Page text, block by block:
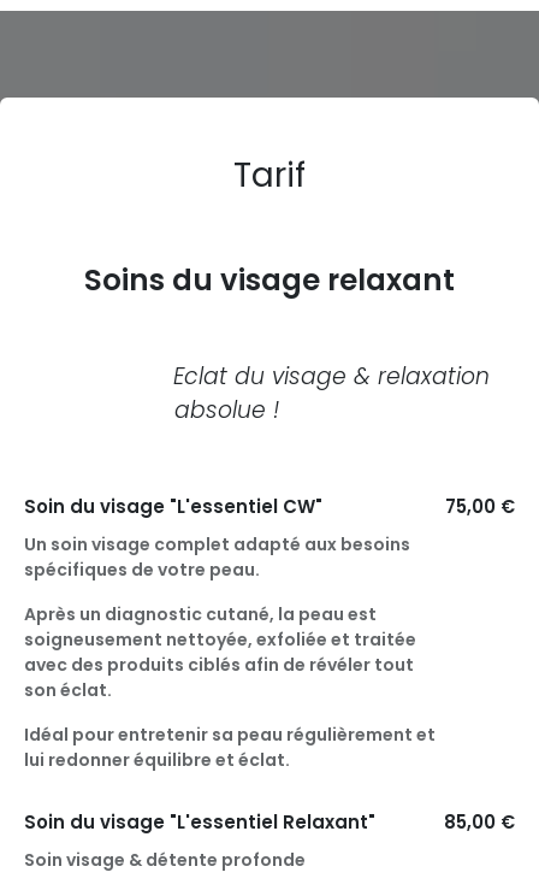
Tarif
Soins du visage relaxant
Eclat du visage & relaxation
absolue !
Soin du visage "L'essentiel CW" 75,00 €
Un soin visage complet adapté aux besoins
spécifiques de votre peau.
Après un diagnostic cutané, la peau est
soigneusement nettoyée, exfoliée et traitée
avec des produits ciblés afin de révéler tout
son éclat.
Idéal pour entretenir sa peau régulièrement et
lui redonner équilibre et éclat.
Soin du visage "L'essentiel Relaxant" 85,00 €
Soin visage & détente profonde